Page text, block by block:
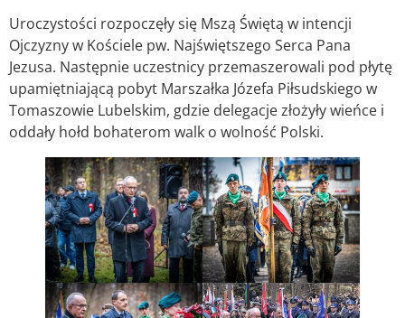
Uroczystości rozpoczęły się Mszą Świętą w intencji
Ojczyzny w Kościele pw. Najświętszego Serca Pana
Jezusa. Następnie uczestnicy przemaszerowali pod płytę
upamiętniającą pobyt Marszałka Józefa Piłsudskiego w
Tomaszowie Lubelskim, gdzie delegacje złożyły wieńce i
oddały hołd bohaterom walk o wolność Polski.